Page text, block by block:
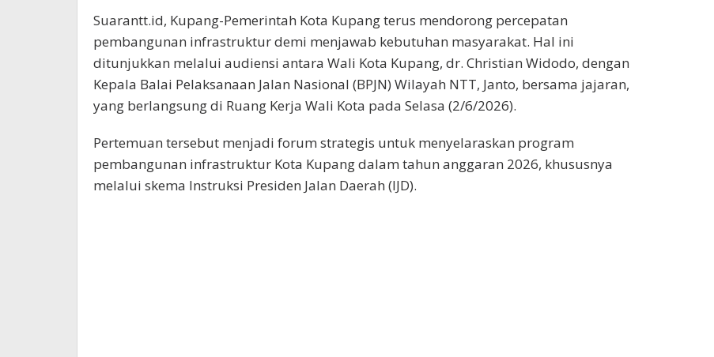
Suarantt.id, Kupang-Pemerintah Kota Kupang terus mendorong percepatan
pembangunan infrastruktur demi menjawab kebutuhan masyarakat. Hal ini
ditunjukkan melalui audiensi antara Wali Kota Kupang, dr. Christian Widodo, dengan
Kepala Balai Pelaksanaan Jalan Nasional (BPJN) Wilayah NTT, Janto, bersama jajaran,
yang berlangsung di Ruang Kerja Wali Kota pada Selasa (2/6/2026).
Pertemuan tersebut menjadi forum strategis untuk menyelaraskan program
pembangunan infrastruktur Kota Kupang dalam tahun anggaran 2026, khususnya
melalui skema Instruksi Presiden Jalan Daerah (IJD).